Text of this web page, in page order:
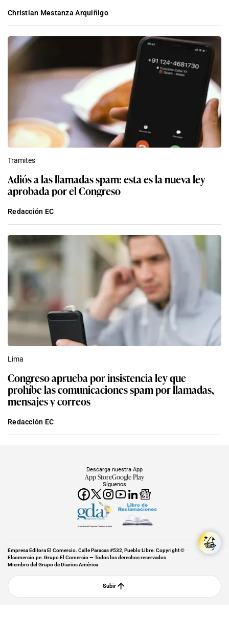
Christian Mestanza Arquiñigo
Tramites
Adiós a las llamadas spam: esta es la nueva ley
aprobada por el Congreso
Redacción EC
Lima
Congreso aprueba por insistencia ley que
prohíbe las comunicaciones spam por llamadas,
mensajes y correos
Redacción EC
Síguenos
Descarga nuestra App
App StoreGoogle Play
Miembro del Grupo de Diarios América
Empresa Editora El Comercio. Calle Paracas #532, Pueblo Libre. Copyright ©
Elcomercio.pe. Grupo El Comercio — Todos los derechos reservados
Miembro del Grupo de Diarios América
Subir